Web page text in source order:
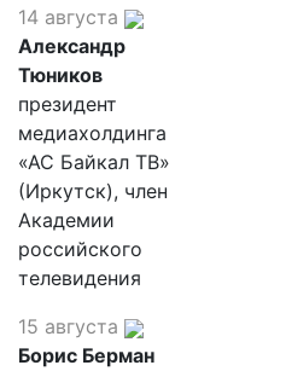
14 августа
Александр
Тюников
президент
медиахолдинга
«АС Байкал ТВ»
(Иркутск), член
Академии
российского
телевидения
15 августа
Борис Берман